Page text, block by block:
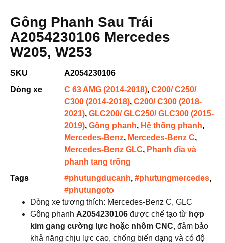
Gông Phanh Sau Trái
A2054230106 Mercedes
W205, W253
SKU
A2054230106
Dòng xe
C 63 AMG (2014-2018), C200/ C250/
C300 (2014-2018), C200/ C300 (2018-
2021), GLC200/ GLC250/ GLC300 (2015-
2019), Gông phanh, Hệ thống phanh,
Mercedes-Benz, Mercedes-Benz C,
Mercedes-Benz GLC, Phanh đĩa và
phanh tang trống
Tags
#phutungducanh, #phutungmercedes,
#phutungoto
Dòng xe tương thích: Mercedes-Benz C, GLC
Gông phanh A2054230106 được chế tạo từ hợp
kim gang cường lực hoặc nhôm CNC, đảm bảo
khả năng chịu lực cao, chống biến dạng và có độ